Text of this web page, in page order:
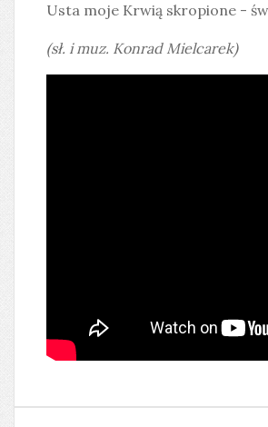
Usta moje Krwią skropione -
(sł. i muz. Konrad Mielcarek)